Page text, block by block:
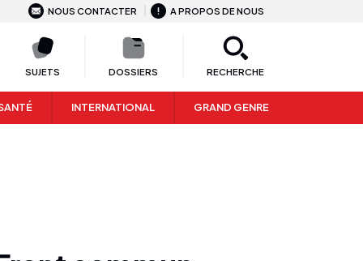
NOUS CONTACTER A PROPOS DE NOUS
SUJETS DOSSIERS RECHERCHE
INTERNATIONAL GRAND GENRE